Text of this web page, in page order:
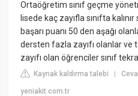
Ortaöğretim sınıf geçme
lisede kaç zayıfla sınıfta
başarı puanı 50 den aşağı
dersten fazla zayıfı olanlar
zayıfı olan öğrenciler sınıf
Kaynak kaldırma talebi |
yeniakit.com.tr